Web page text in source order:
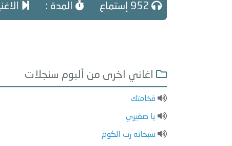
المدة :
اغاني اخرى من ألبوم سنجلات
فخامتك
يا صغيري
سبحانه رب الكوم